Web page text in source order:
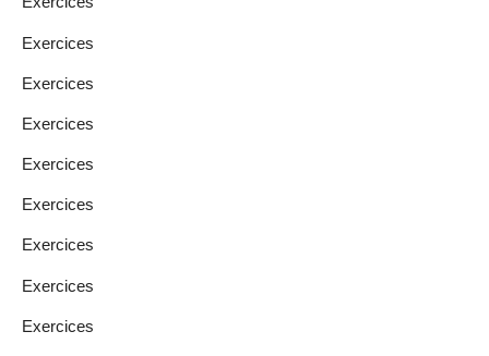
Exercices
Exercices
Exercices
Exercices
Exercices
Exercices
Exercices
Exercices